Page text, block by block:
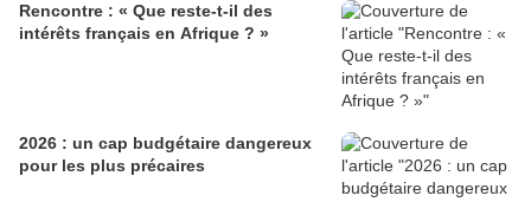
Rencontre : « Que reste-t-il des
intérêts français en Afrique ? »
2026 : un cap budgétaire dangereux
pour les plus précaires